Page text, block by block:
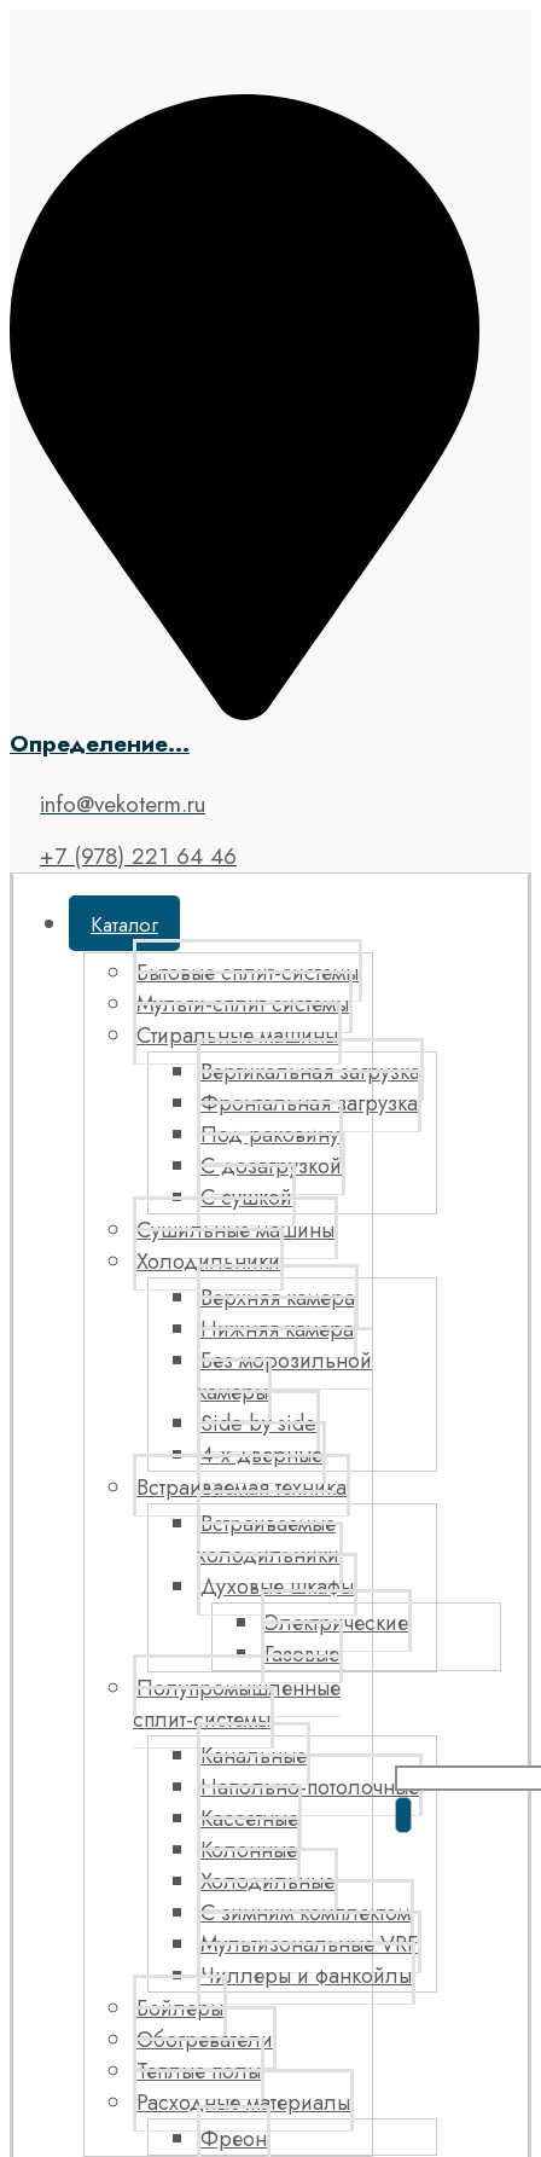
Определение...
info@vekoterm.ru
+7 (978) 221 64 46
Каталог
Бытовые сплит-системы
Мульти-сплит системы
Стиральные машины
Вертикальная загрузка
Фронтальная загрузка
Под раковину
С дозагрузкой
С сушкой
Сушильные машины
Холодильники
Верхняя камера
Нижняя камера
Без морозильной
камеры
Side by side
4-х дверные
Встраиваемая техника
Встраиваемые
холодильники
Духовые шкафы
Электрические
Газовые
Полупромышленные
сплит-системы
Канальные
Напольно-потолочные
Кассетные
Колонные
Холодильные
С зимним комплектом
Мультизональные VRF
Чиллеры и фанкойлы
Бойлеры
Обогреватели
Теплые полы
Расходные материалы
Фреон